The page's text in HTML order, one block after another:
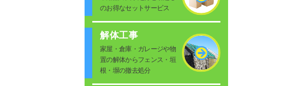
のお得なセットサービス
解体工事
家屋・倉庫・ガレージや物
置の解体からフェンス・垣
根・塀の撤去処分